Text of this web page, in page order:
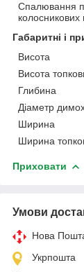
Спалювання
колосникових
Габаритні і
Висота
Висота
Глибина
Діаметр
Ширина
Ширина
Приховати
Умови
Нова
Укрпошта